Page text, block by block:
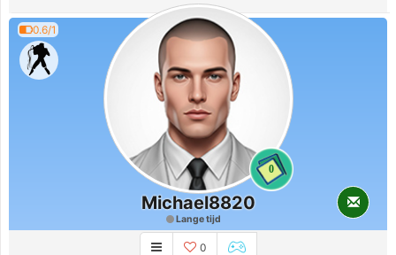
0.6/1
0
Michael8820
Lange tijd
0